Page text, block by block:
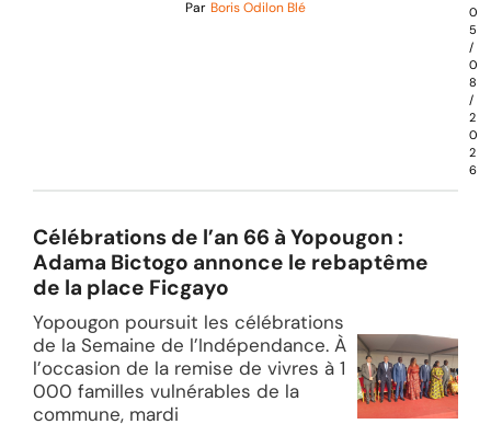
Par Boris Odilon Blé
0
5
/
0
8
/
2
0
2
6
Célébrations de l’an 66 à Yopougon :
Adama Bictogo annonce le rebaptême
de la place Ficgayo
Yopougon poursuit les célébrations
de la Semaine de l’Indépendance. À
l’occasion de la remise de vivres à 1
000 familles vulnérables de la
commune, mardi